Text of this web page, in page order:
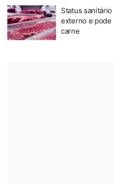
Status
externo e
carne